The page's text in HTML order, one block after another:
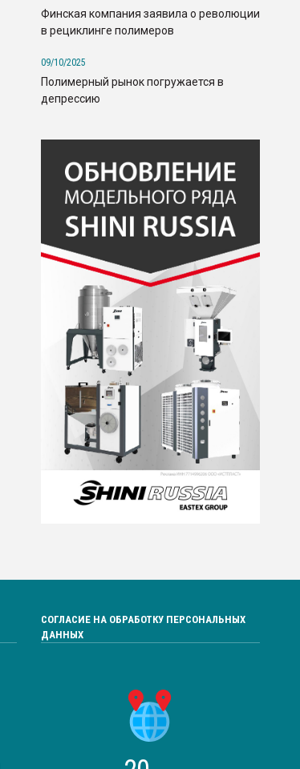
Финская компания заявила о революции
в рециклинге полимеров
09/10/2025
Полимерный рынок погружается в
депрессию
СОГЛАСИЕ НА ОБРАБОТКУ ПЕРСОНАЛЬНЫХ
ДАННЫХ